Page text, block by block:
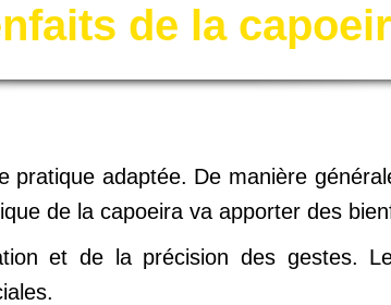
de la
adaptée. De manière
de la capoeira va apporter des
et de la précision des gestes.